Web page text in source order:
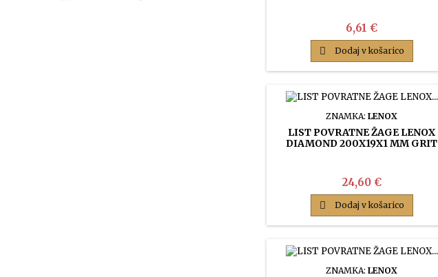
Cena
6,61 €
 Dodaj v košarico
ZNAMKA:LENOX
LIST POVRATNE ŽAGE LENOX
DIAMOND 200X19X1 MM GRIT
Cena
24,60 €
 Dodaj v košarico
ZNAMKA:LENOX